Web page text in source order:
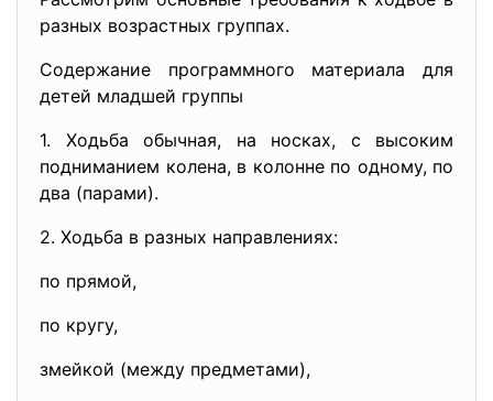
разных возрастных группах.
Содержание программного материала для
детей младшей группы
1. Ходьба обычная, на носках, с высоким
подниманием колена, в колонне по одному, по
два (парами).
2. Ходьба в разных направлениях:
по прямой,
по кругу,
змейкой (между предметами),